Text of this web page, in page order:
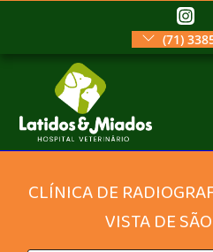
(71)
CLÍNICA DE
VISTA DE